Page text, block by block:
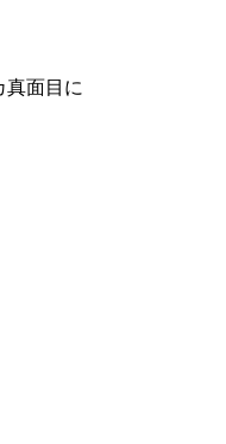
真面目に